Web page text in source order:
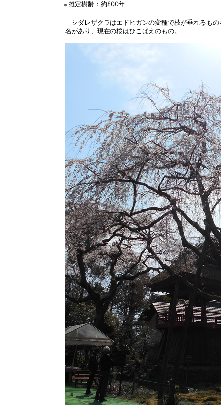
推定樹齢：約800年
シダレザクラはエドヒガンの変種で枝が垂れるも
名があり、現在の桜はひこばえのもの。